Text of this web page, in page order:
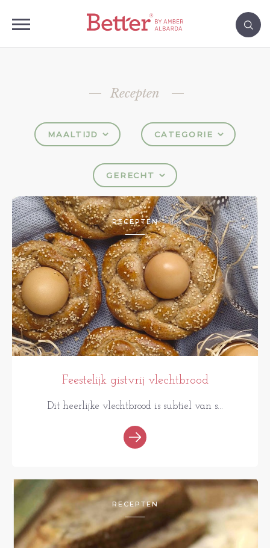
Recepten
MAALTIJD CATEGORIE
GERECHT
RECEPTEN
Feestelijk gistvrij vlechtbrood
Dit heerlijke vlechtbrood is subtiel van s...
RECEPTEN